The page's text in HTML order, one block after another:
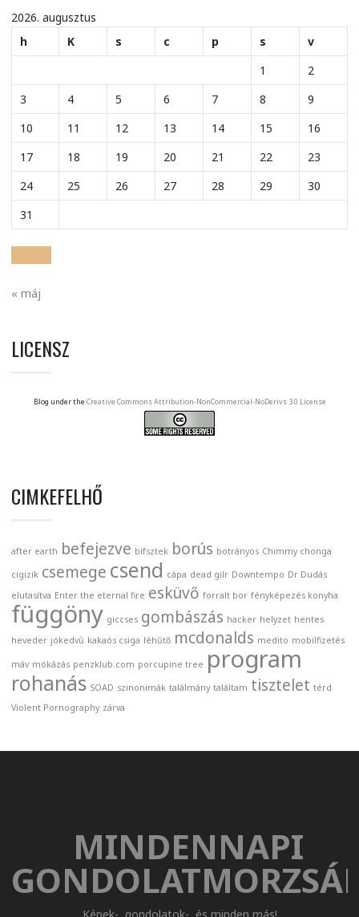
2026. augusztus
h
K s c p s
v
1
2
3
4 5 6 7 8
9
10
11 12 13 14 15
16
17
18 19 20 21 22
23
24
25 26 27 28 29
30
31
« máj
LICENSZ
Blog under the Creative Commons Attribution-NonCommercial-NoDerivs 3.0 License
CIMKEFELHŐ
after earth befejezve bifsztek borús botrányos Chimmy chonga
cigizik csemege csend cápa dead gilr Downtempo Dr Dudás
elutasítva Enter the eternal fire esküvő forralt bor fényképezés konyha
függöny giccses gombászás hacker helyzet hentes
heveder jókedvű kakaós csiga léhűtő mcdonalds medito mobilfizetés
máv mókázás penzklub.com porcupine tree program
rohanás SOAD szinonimák találmány találtam tisztelet térd
Violent Pornography zárva
MINDENNAPI